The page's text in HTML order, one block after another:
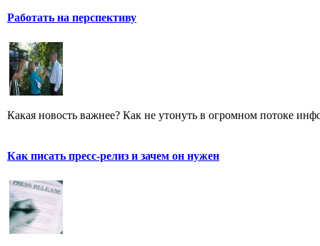
Работать на перспективу
Какая новость важнее? Как не утонуть в огромном потоке
Как писать пресс-релиз и зачем он нужен